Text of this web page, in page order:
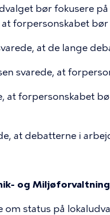
bør fokusere
forpersonskabet
at de lange
svarede, at
at forpersonskabet
at debatterne i
og
om status på